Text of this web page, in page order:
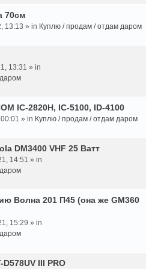
70см
13:13 » in Куплю / продам / отдам даром
13:31 » in
IC-2820H, IC-5100, ID-4100
» in Куплю / продам / отдам даром
DM3400 VHF 25 Ватт
14:51 » in
Волна 201 П45 (она же GM360
15:29 » in
III PRO